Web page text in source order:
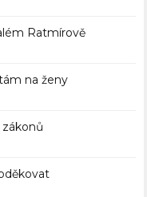
Ratmírově
na ženy